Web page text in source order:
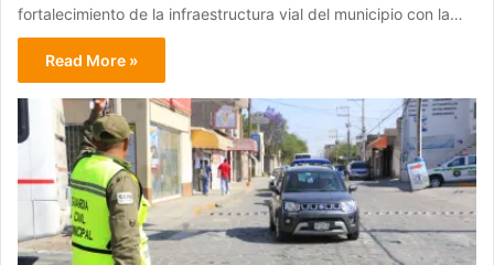
fortalecimiento de la infraestructura vial del municipio con la…
Read More »